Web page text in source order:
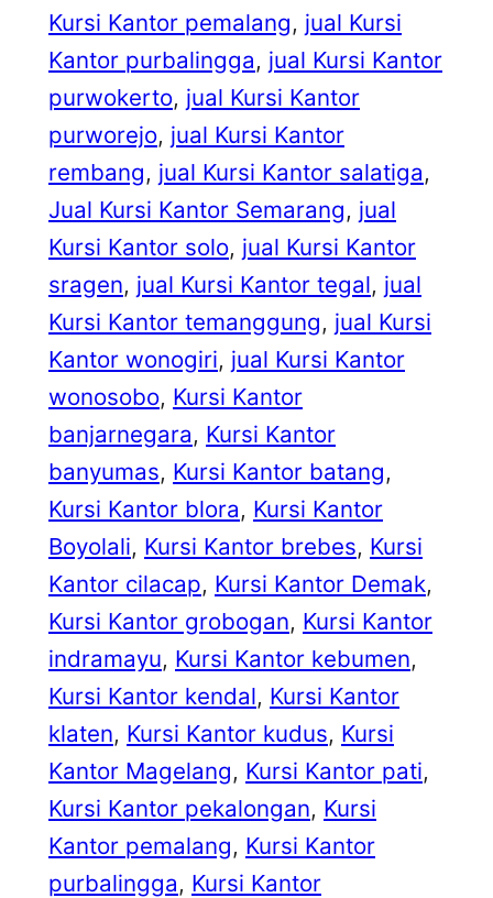
Kursi Kantor pemalang, jual Kursi
Kantor purbalingga, jual Kursi Kantor
purwokerto, jual Kursi Kantor
purworejo, jual Kursi Kantor
rembang, jual Kursi Kantor salatiga
Jual Kursi Kantor Semarang, jual
Kursi Kantor solo, jual Kursi Kantor
sragen, jual Kursi Kantor tegal, jual
Kursi Kantor temanggung, jual Kursi
Kantor wonogiri, jual Kursi Kantor
wonosobo, Kursi Kantor
banjarnegara, Kursi Kantor
banyumas, Kursi Kantor batang
Kursi Kantor blora, Kursi Kantor
Boyolali, Kursi Kantor brebes, Kursi
Kantor cilacap, Kursi Kantor Demak
Kursi Kantor grobogan, Kursi Kantor
indramayu, Kursi Kantor kebumen
Kursi Kantor kendal, Kursi Kantor
klaten, Kursi Kantor kudus, Kursi
Kantor Magelang, Kursi Kantor pati
Kursi Kantor pekalongan, Kursi
Kantor pemalang, Kursi Kantor
purbalingga, Kursi Kantor